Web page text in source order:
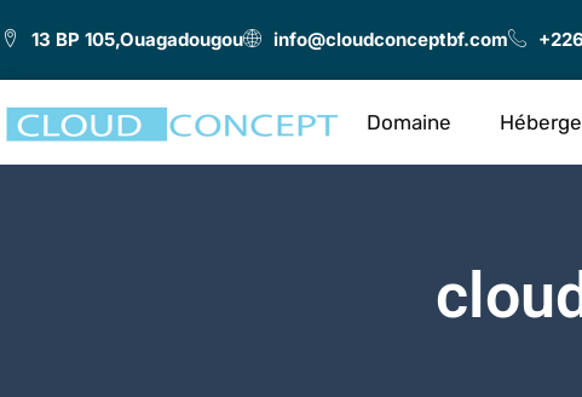
13 BP 105,Ouagadougou info@cloudconceptbf.com
Domaine